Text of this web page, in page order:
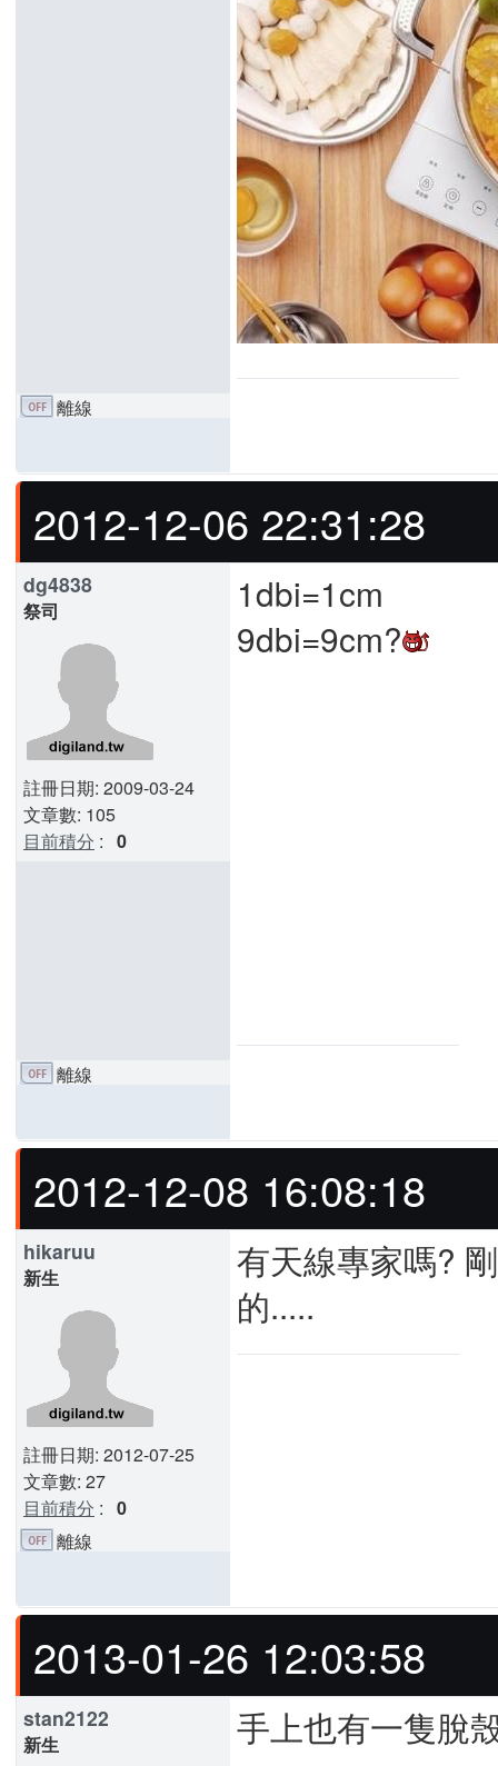
離線
2012-12-06 22:31:28
dg4838
祭司
註冊日期: 2009-03-24
文章數: 105
目前積分 : 0
1dbi=1cm
9dbi=9cm?
離線
2012-12-08 16:08:18
hikaruu
新生
註冊日期: 2012-07-25
文章數: 27
目前積分 : 0
有天線專家嗎?
的.....
離線
2013-01-26 12:03:58
stan2122
新生 手上也有一隻脫